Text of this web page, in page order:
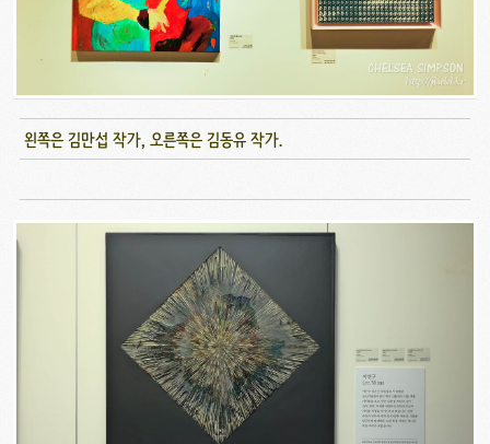
왼쪽은 김만섭 작가, 오른쪽은 김동유 작가.